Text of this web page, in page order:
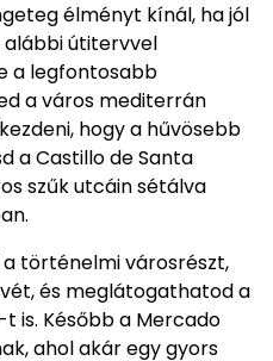
élményt kínál, ha jól
alábbi útitervvel
a legfontosabb
a város mediterrán
hogy a hűvösebb
a Castillo de Santa
szűk utcáin sétálva
történelmi városrészt,
és meglátogathatod a
is. Később a Mercado
ahol akár egy gyors